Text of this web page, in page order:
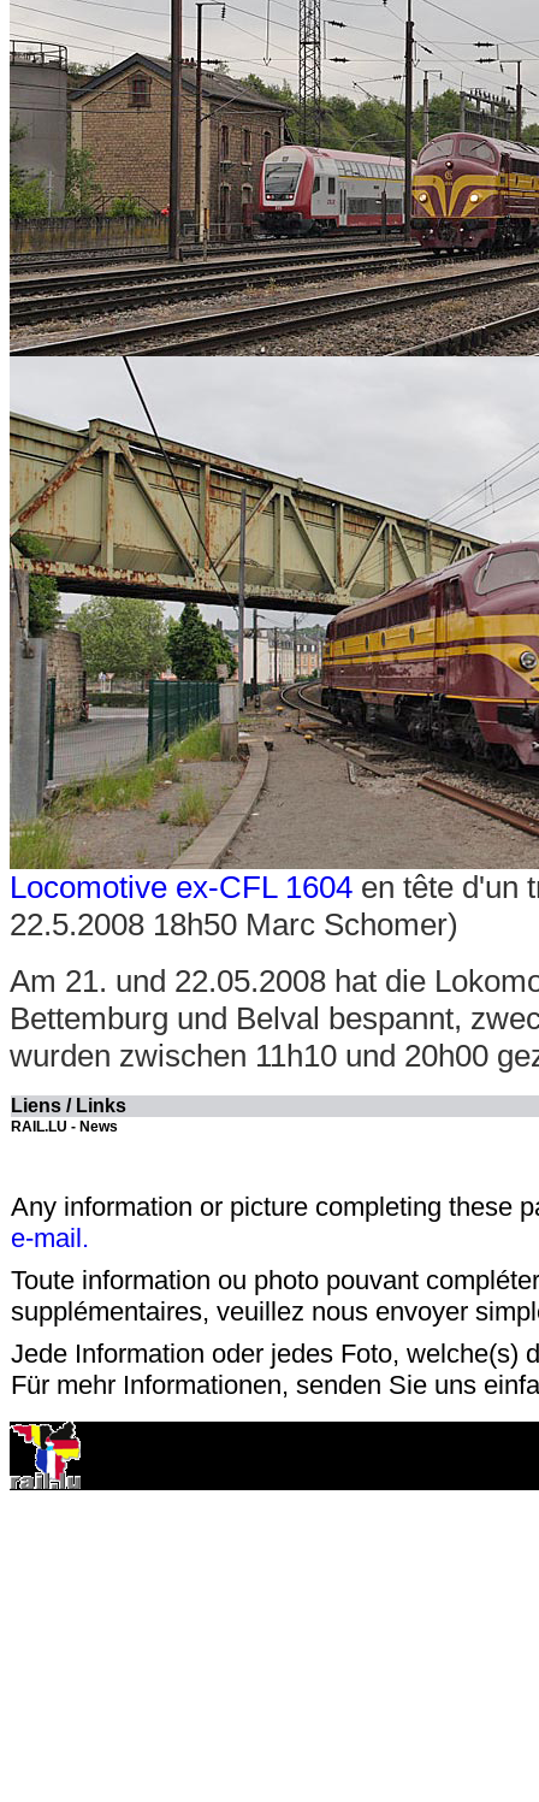
Locomotive ex-CFL 1604 en tête d'un
22.5.2008 18h50 Marc Schomer)
Am 21. und 22.05.2008 hat die
Bettemburg und Belval bespannt,
wurden zwischen 11h10 und 20h00
Liens / Links
RAIL.LU - News
Any information or picture completing these
e-mail.
Toute information ou photo pouvant
supplémentaires, veuillez nous envoyer
Jede Information oder jedes Foto, welche(s)
Für mehr Informationen, senden Sie uns